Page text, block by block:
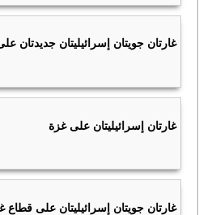
غارتان جويتان إسرائيليتان جديدتان
غارتان إسرائيليتان على غزة
غارتان جويتان إسرائيليتان على قطاع